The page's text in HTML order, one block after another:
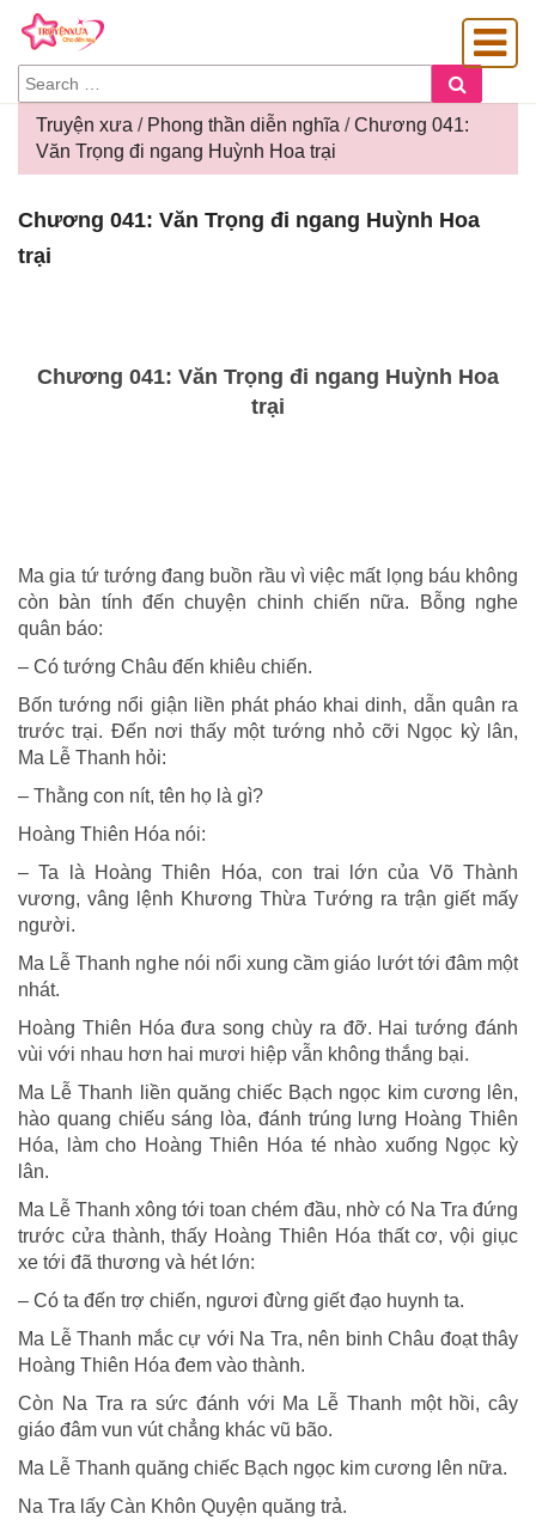
SEARCH
FOR:
Truyện xưa / Phong thần diễn nghĩa /Chương 041:
Văn Trọng đi ngang Huỳnh Hoa trại
041:
Hoa
trại
Chương 041: Văn Trọng đi ngang Huỳnh Hoa
trại
Chương 041: Văn Trọng đi ngang Huỳnh Hoa
trại
Ma gia tứ tướng đang buồn rầu vì việc mất lọng báu không
còn bàn tính đến chuyện chinh chiến nữa. Bỗng nghe
quân báo:
– Có tướng Châu đến khiêu chiến.
Bốn tướng nổi giận liền phát pháo khai dinh, dẫn quân ra
trước trại. Ðến nơi thấy một tướng nhỏ cỡi Ngọc kỳ lân,
Ma Lễ Thanh hỏi:
– Thằng con nít, tên họ là gì?
Hoàng Thiên Hóa nói:
– Ta là Hoàng Thiên Hóa, con trai lớn của Võ Thành
vương, vâng lệnh Khương Thừa Tướng ra trận giết mấy
người.
Ma Lễ Thanh nghe nói nổi xung cầm giáo lướt tới đâm một
nhát.
Hoàng Thiên Hóa đưa song chùy ra đỡ. Hai tướng đánh
vùi với nhau hơn hai mươi hiệp vẫn không thắng bại.
Ma Lễ Thanh liền quăng chiếc Bạch ngọc kim cương lên,
hào quang chiếu sáng lòa, đánh trúng lưng Hoàng Thiên
Hóa, làm cho Hoàng Thiên Hóa té nhào xuống Ngọc kỳ
lân.
Ma Lễ Thanh xông tới toan chém đầu, nhờ có Na Tra đứng
trước cửa thành, thấy Hoàng Thiên Hóa thất cơ, vội giục
xe tới đã thương và hét lớn:
– Có ta đến trợ chiến, ngươi đừng giết đạo huynh ta.
Ma Lễ Thanh mắc cự với Na Tra, nên binh Châu đoạt thây
Hoàng Thiên Hóa đem vào thành.
Còn Na Tra ra sức đánh với Ma Lễ Thanh một hồi, cây
giáo đâm vun vút chẳng khác vũ bão.
Ma Lễ Thanh quăng chiếc Bạch ngọc kim cương lên nữa.
Na Tra lấy Càn Khôn Quyện quăng trả.